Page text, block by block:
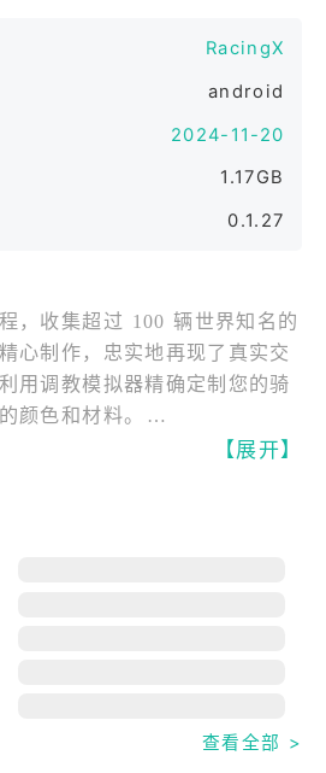
RacingX
android
2024-11-20
1.17GB
0.1.27
，收集超过 100 辆世界知名的
心制作，忠实地再现了真实交
用调教模拟器精确定制您的骑
颜色和材料。
探索 80 条轨道上令人惊叹的
飞驰穿过好莱坞环球影城，深
入外星人基地。将每场比赛变
！
以自己的节奏解锁大型超级跑
人活动，您将与来自全球各个
对决，证明您作为真正赛车传
【展开】
查看全部 >